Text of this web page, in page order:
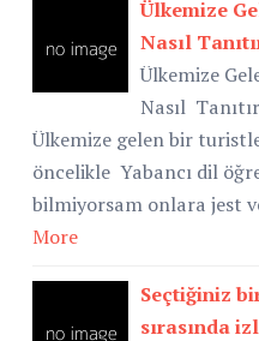
Ülkemize
Nasıl
Ülkemize
Nasıl
Ülkemize gelen bir
öncelikle Yabancı dil
bilmiyorsam onlara jest
More
Seçtiğiniz
sırasında